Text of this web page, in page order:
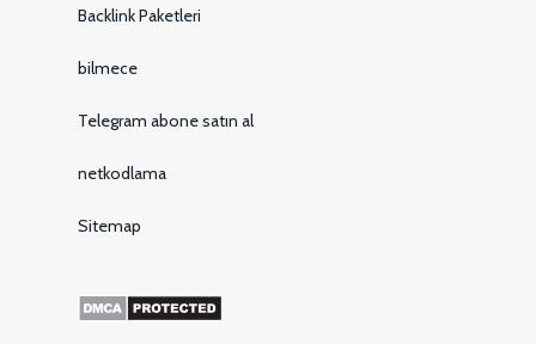
Backlink Paketleri
bilmece
Telegram abone satın al
netkodlama
Sitemap